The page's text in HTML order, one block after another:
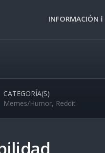
INFORMACIÓN ℹ️
NORMAS
USO
🚸
CATEGORÍA(S)
Memes/Humor, Reddit